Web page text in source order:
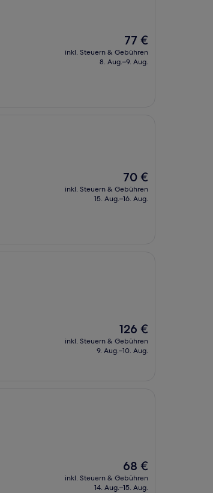
Der
Preis
beträgt
77 €
inkl. Steuern & Gebühren
8. Aug.–9. Aug.
Der
Preis
beträgt
70 €
inkl. Steuern & Gebühren
15. Aug.–16. Aug.
Der
Preis
beträgt
126 €
inkl. Steuern & Gebühren
9. Aug.–10. Aug.
Der
Preis
beträgt
68 €
inkl. Steuern & Gebühren
14. Aug.–15. Aug.